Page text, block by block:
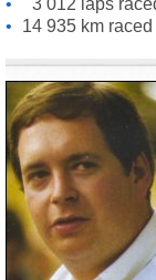
3 012 laps
14 935 km raced